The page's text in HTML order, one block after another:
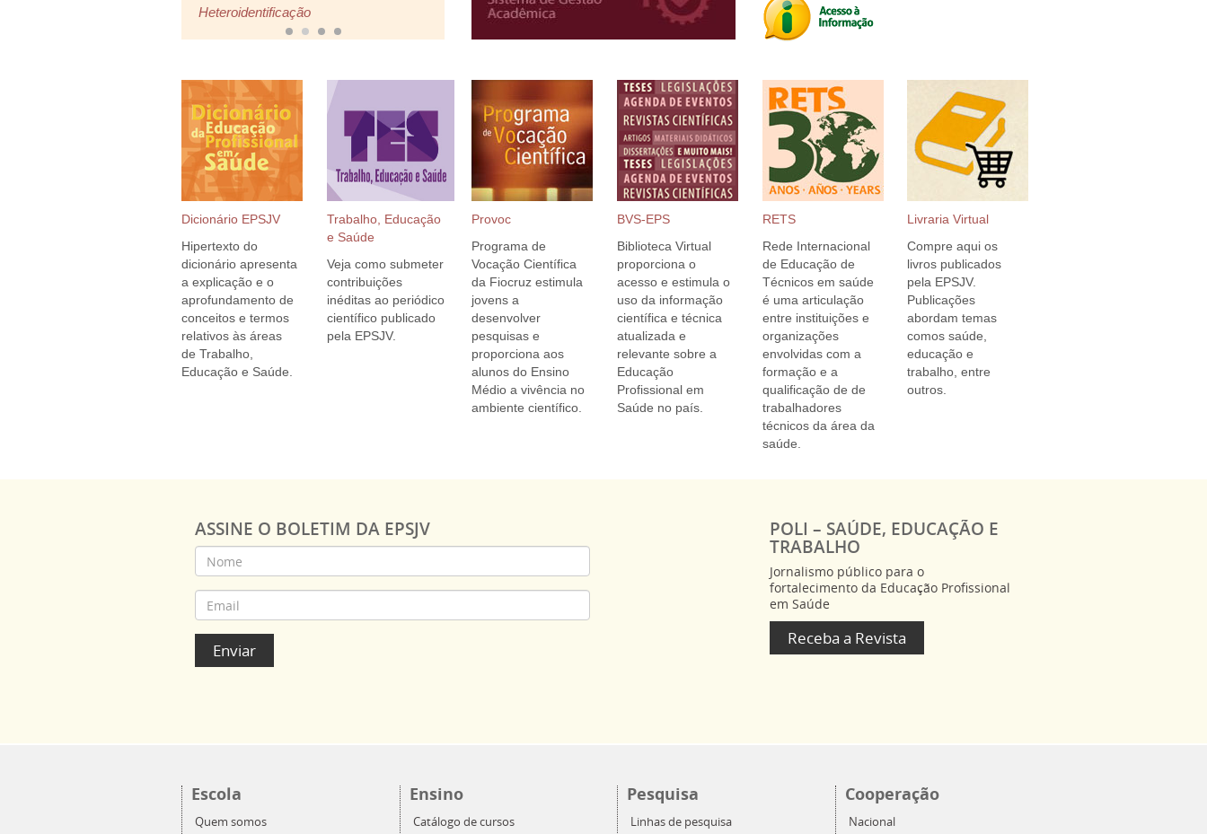
Heteroidentificação
Dicionário EPSJV
Hipertexto do
dicionário apresenta
a explicação e o
aprofundamento de
conceitos e termos
relativos às áreas
de Trabalho,
Educação e Saúde.
Trabalho, Educação
e Saúde
Veja como submeter
contribuições
inéditas ao periódico
científico publicado
pela EPSJV.
Provoc
Programa de
Vocação Científica
da Fiocruz estimula
jovens a
desenvolver
pesquisas e
proporciona aos
alunos do Ensino
Médio a vivência no
ambiente científico.
BVS-EPS
Biblioteca Virtual
proporciona o
acesso e estimula o
uso da informação
científica e técnica
atualizada e
relevante sobre a
Educação
Profissional em
Saúde no país.
RETS
Rede Internacional
de Educação de
Técnicos em saúde
é uma articulação
entre instituições e
organizações
envolvidas com a
formação e a
qualificação de de
trabalhadores
técnicos da área da
saúde.
Livraria Virtual
Compre aqui os
livros publicados
pela EPSJV.
Publicações
abordam temas
comos saúde,
educação e
trabalho, entre
outros.
POLI – SAÚDE, EDUCAÇÃO E
TRABALHO
Jornalismo público para o
fortalecimento da Educação Profissional
em Saúde
Receba a Revista
ASSINE O BOLETIM DA EPSJV
Nome:
Email
Enviar
Escola
Quem somos
Ensino
Catálogo de cursos
Pesquisa
Linhas de pesquisa
Cooperação
Nacional